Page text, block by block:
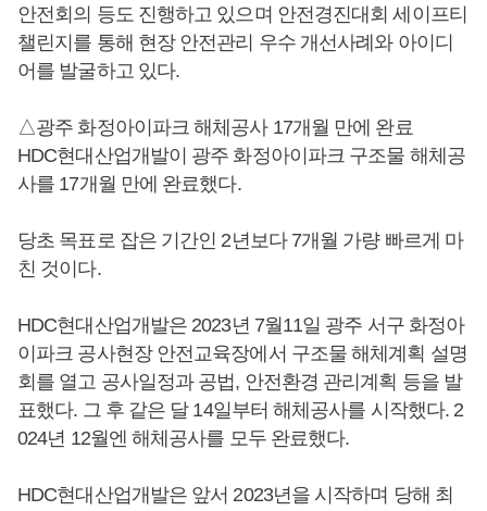
안전회의 등도 진행하고 있으며 안전경진대회 세이프티
챌린지를 통해 현장 안전관리 우수 개선사례와 아이디
어를 발굴하고 있다.
△광주 화정아이파크 해체공사 17개월 만에 완료
HDC현대산업개발이 광주 화정아이파크 구조물 해체공
사를 17개월 만에 완료했다.
당초 목표로 잡은 기간인 2년보다 7개월 가량 빠르게 마
친 것이다.
HDC현대산업개발은 2023년 7월11일 광주 서구 화정아
이파크 공사현장 안전교육장에서 구조물 해체계획 설명
회를 열고 공사일정과 공법, 안전환경 관리계획 등을 발
표했다. 그 후 같은 달 14일부터 해체공사를 시작했다. 2
024년 12월엔 해체공사를 모두 완료했다.
HDC현대산업개발은 앞서 2023년을 시작하며 당해 최